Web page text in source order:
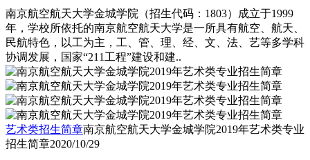
南京航空航天大学金城学院（招生代码：1803）成立于1999
年，学校所依托的南京航空航天大学是一所具有航空、航天、
民航特色，以工为主，工、管、理、经、文、法、艺等多学科
协调发展，国家“211工程”建设和建..
艺术类招生简章南京航空航天大学金城学院2019年艺术类专业
招生简章2020/10/29